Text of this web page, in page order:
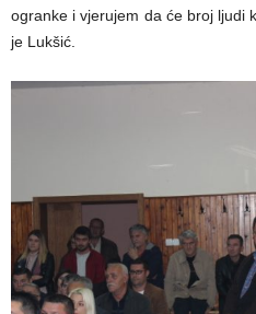
ogranke i vjerujem da će broj ljudi
je Lukšić.